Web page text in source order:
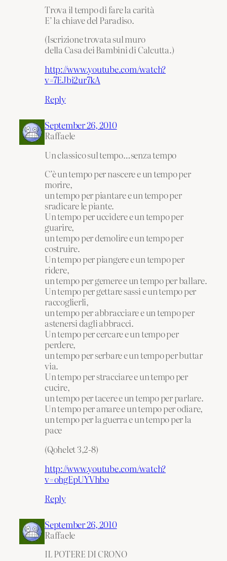
Trova il tempo di fare la carità
E’ la chiave del Paradiso.
(Iscrizione trovata sul muro
della Casa dei Bambini di Calcutta.)
http://www.youtube.com/watch?
v=7EJbi2ur7kA
Reply
September 26, 2010
Raffaele
Un classico sul tempo…senza tempo
C’è un tempo per nascere e un tempo per
morire,
un tempo per piantare e un tempo per
sradicare le piante.
Un tempo per uccidere e un tempo per
guarire,
un tempo per demolire e un tempo per
costruire.
Un tempo per piangere e un tempo per
ridere,
un tempo per gemere e un tempo per ballare.
Un tempo per gettare sassi e un tempo per
raccoglierli,
un tempo per abbracciare e un tempo per
astenersi dagli abbracci.
Un tempo per cercare e un tempo per
perdere,
un tempo per serbare e un tempo per buttar
via.
Un tempo per stracciare e un tempo per
cucire,
un tempo per tacere e un tempo per parlare.
Un tempo per amare e un tempo per odiare,
un tempo per la guerra e un tempo per la
pace
(Qohelet 3,2-8)
http://www.youtube.com/watch?
v=ohgEpUYVhbo
Reply
September 26, 2010
Raffaele
IL POTERE DI CRONO